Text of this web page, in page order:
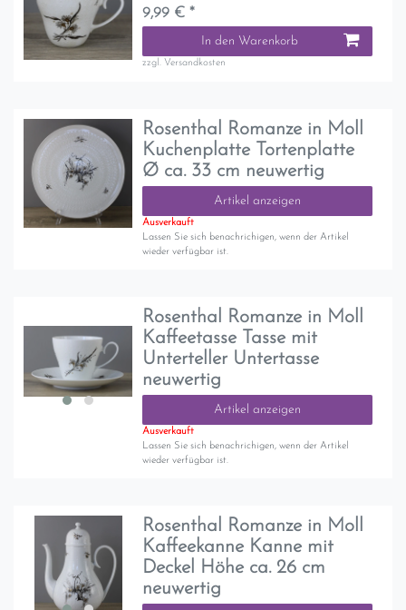
9,99 € *
In den Warenkorb
zzgl. Versandkosten
Rosenthal Romanze in Moll
Kuchenplatte Tortenplatte
Ø ca. 33 cm neuwertig
Artikel anzeigen
Ausverkauft
Lassen Sie sich benachrichigen, wenn der Artikel
wieder verfügbar ist.
Rosenthal Romanze in Moll
Kaffeetasse Tasse mit
Unterteller Untertasse
neuwertig
Artikel anzeigen
Ausverkauft
Lassen Sie sich benachrichigen, wenn der Artikel
wieder verfügbar ist.
Rosenthal Romanze in Moll
Kaffeekanne Kanne mit
Deckel Höhe ca. 26 cm
neuwertig